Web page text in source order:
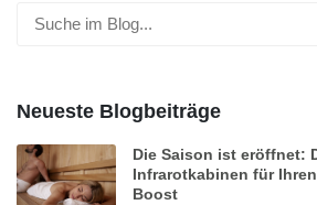
Neueste Blogbeiträge
Die Saison ist eröffnet:
Infrarotkabinen für
Boost